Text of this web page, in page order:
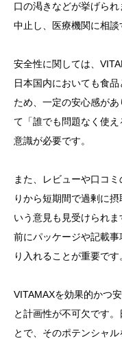
口の渇きなどが挙げら
中止し、医療機関に相談
安全性に関しては、
日本国内においても食
ため、一定の安心感が
て「誰でも問題なく使
意識が必要です。
また、レビューや口コ
りから短期間で過剰に
いう意見も見受けられ
前にパッケージや記載
り入れることが重要です
VITAMAXを効果的かつ
と計画性が不可欠です
とで、そのポテンシャ